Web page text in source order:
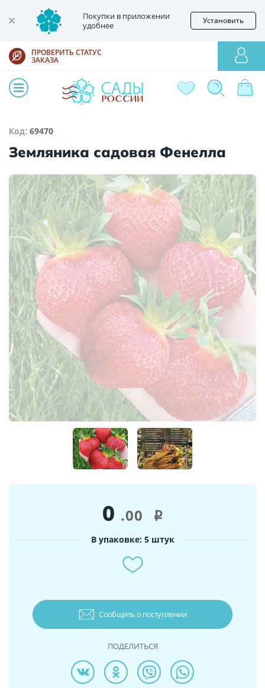
Покупки в приложении
удобнее
Установить
ПРОВЕРИТЬ СТАТУС
ЗАКАЗА
Код: 69470
Земляника садовая Фенелла
0 .00 i
В упаковке: 5 штук
Сообщить о поступлении
ПОДЕЛИТЬСЯ